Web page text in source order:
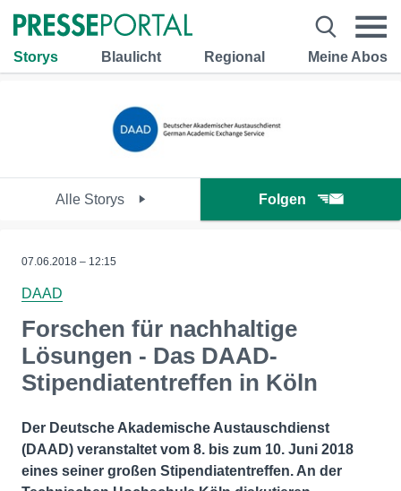
Storys Blaulicht Regional Meine Abos
Alle Storys Folgen
07.06.2018 – 12:15
DAAD
Forschen für nachhaltige
Lösungen - Das DAAD-
Stipendiatentreffen in Köln
Der Deutsche Akademische Austauschdienst
(DAAD) veranstaltet vom 8. bis zum 10. Juni 2018
eines seiner großen Stipendiatentreffen. An der